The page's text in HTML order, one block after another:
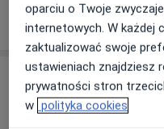
Usługi i ceny
Konsultacja neurologiczna
oparciu o Twoje
internetowych. W każdej
zaktualizować swoje
ustawieniach znajdziesz
prywatności stron
w polityka cookies